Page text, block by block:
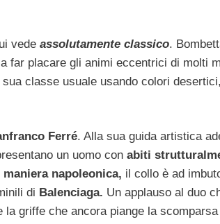
vede assolutamente classico.
far placare gli animi eccentrici di molti
classe usuale usando colori
Ferré. Alla sua guida artistica
un uomo con abiti
napoleonica, il collo è ad
di Balenciaga. Un applauso al duo
la griffe che ancora piange la